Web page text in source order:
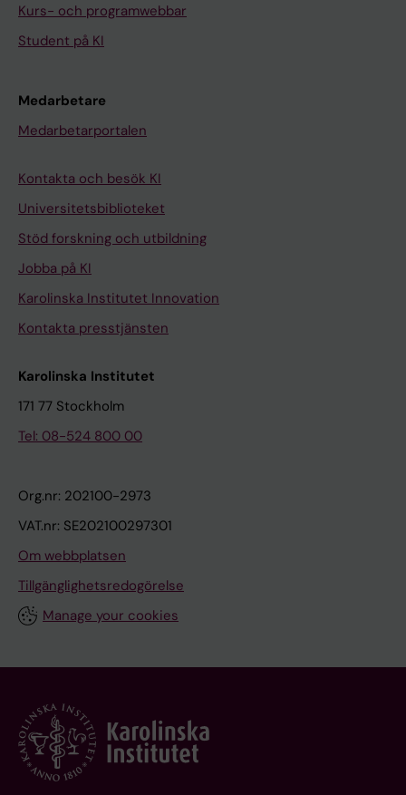
Kurs- och programwebbar
Student på KI
Medarbetare
Medarbetarportalen
Kontakta och besök KI
Universitetsbiblioteket
Stöd forskning och utbildning
Jobba på KI
Karolinska Institutet Innovation
Kontakta presstjänsten
Karolinska Institutet
171 77 Stockholm
Tel: 08-524 800 00
Org.nr: 202100-2973
VAT.nr: SE202100297301
Om webbplatsen
Tillgänglighetsredogörelse
Manage your cookies